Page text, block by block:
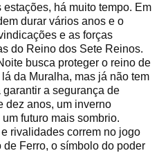
há muito tempo. Em
durar vários anos e o
e as forças
do Reino dos Sete Reinos.
busca proteger o reino de
da Muralha, mas já não tem
a segurança de
dez anos, um inverno
futuro mais sombrio.
rivalidades correm no jogo
Ferro, o símbolo do poder